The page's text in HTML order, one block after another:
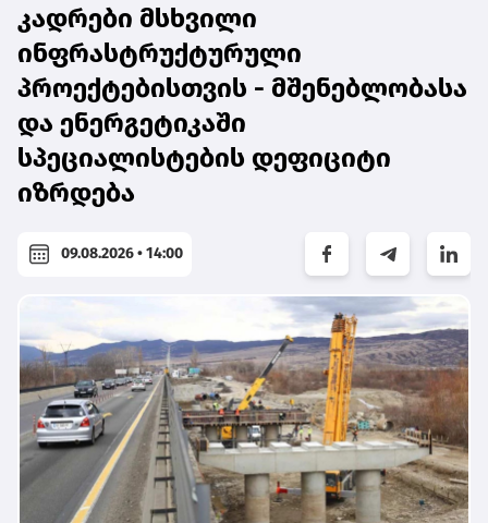
კადრები მსხვილი
ინფრასტრუქტურული
პროექტებისთვის - მშენებლობასა
და ენერგეტიკაში
სპეციალისტების დეფიციტი
იზრდება
09.08.2026 • 14:00